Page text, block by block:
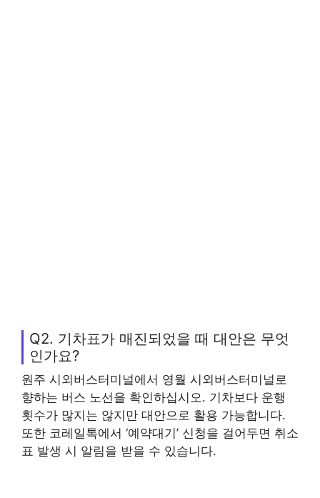
Q2. 기차표가 매진되었을 때 대안은 무엇
인가요?
원주 시외버스터미널에서 영월 시외버스터미널로
향하는 버스 노선을 확인하십시오. 기차보다 운행
횟수가 많지는 않지만 대안으로 활용 가능합니다.
또한 코레일톡에서 ‘예약대기’ 신청을 걸어두면 취소
표 발생 시 알림을 받을 수 있습니다.